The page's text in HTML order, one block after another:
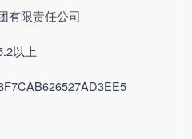
有限责任公司
以上